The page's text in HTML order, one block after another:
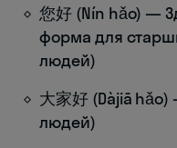
您好 (Nín hǎo) —
форма для
людей)
大家好 (Dàjiā
людей)